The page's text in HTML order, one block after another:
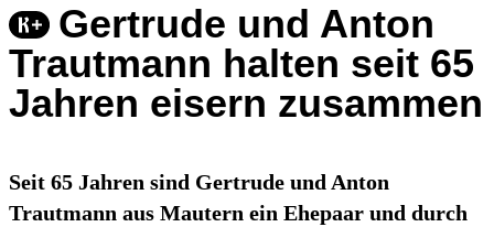
Gertrude und Anton
Trautmann halten seit 65
Jahren eisern zusammen
Seit 65 Jahren sind Gertrude und Anton
Trautmann aus Mautern ein Ehepaar und durch